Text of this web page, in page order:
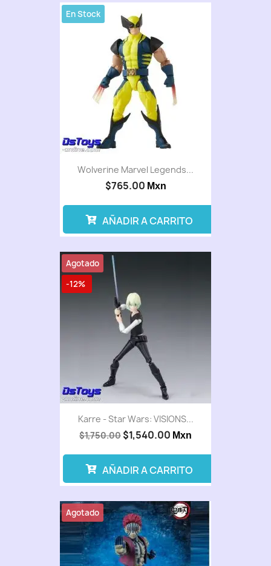
Wolverine Marvel Legends...
$765.00 Mxn
En Stock
AÑADIR A CARRITO
Karre - Star Wars: VISIONS...
$1,750.00 $1,540.00 Mxn
-12%
Agotado
AÑADIR A CARRITO
Agotado